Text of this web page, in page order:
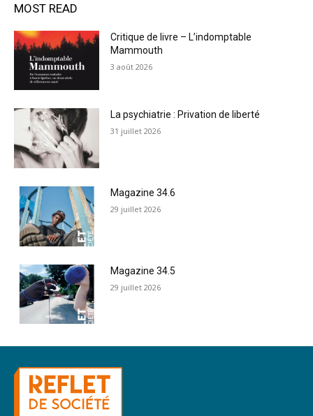
MOST READ
Critique de livre – L’indomptable
Mammouth
3 août 2026
La psychiatrie : Privation de liberté
31 juillet 2026
Magazine 34.6
29 juillet 2026
Magazine 34.5
29 juillet 2026